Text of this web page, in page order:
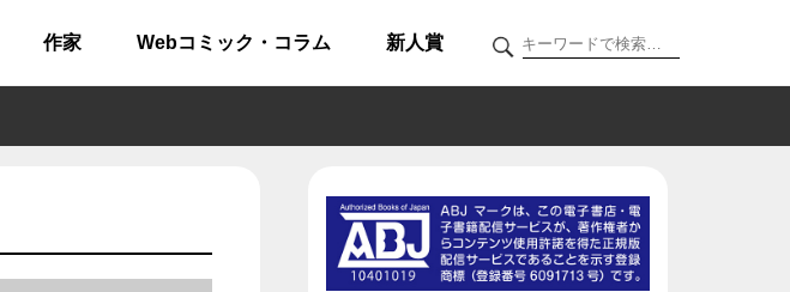
作家 Webコミック・コラム 新人賞